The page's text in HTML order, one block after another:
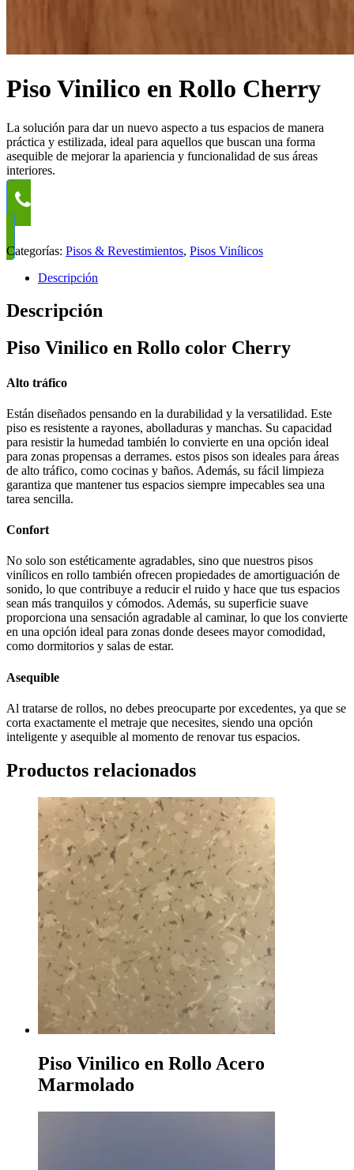
Piso Vinilico en Rollo Cherry
La solución para dar un nuevo aspecto a tus espacios de manera
práctica y estilizada, ideal para aquellos que buscan una forma
asequible de mejorar la apariencia y funcionalidad de sus áreas
interiores.
Categorías: Pisos & Revestimientos, Pisos Vinílicos
Descripción
Descripción
Piso Vinilico en Rollo color Cherry
Alto tráfico
Están diseñados pensando en la durabilidad y la versatilidad. Este
piso es resistente a rayones, abolladuras y manchas. Su capacidad
para resistir la humedad también lo convierte en una opción ideal
para zonas propensas a derrames. estos pisos son ideales para áreas
de alto tráfico, como cocinas y baños. Además, su fácil limpieza
garantiza que mantener tus espacios siempre impecables sea una
tarea sencilla.
Confort
No solo son estéticamente agradables, sino que nuestros pisos
vinílicos en rollo también ofrecen propiedades de amortiguación de
sonido, lo que contribuye a reducir el ruido y hace que tus espacios
sean más tranquilos y cómodos. Además, su superficie suave
proporciona una sensación agradable al caminar, lo que los convierte
en una opción ideal para zonas donde desees mayor comodidad,
como dormitorios y salas de estar.
Asequible
Al tratarse de rollos, no debes preocuparte por excedentes, ya que se
corta exactamente el metraje que necesites, siendo una opción
inteligente y asequible al momento de renovar tus espacios.
Productos relacionados
Piso Vinilico en Rollo Acero
Marmolado